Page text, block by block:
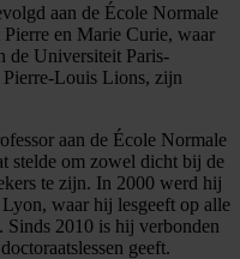
aan de École Normale
en Marie Curie, waar
de Universiteit Paris-
Louis Lions, zijn
aan de École Normale
stelde om zowel dicht bij de
te zijn. In 2000 werd hij
waar hij lesgeeft op alle
Sinds 2010 is hij verbonden
geeft.